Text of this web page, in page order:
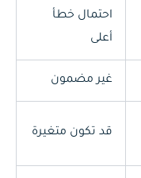
احتمال خطأ
أعلى
غير مضمون
قد تكون متغيرة